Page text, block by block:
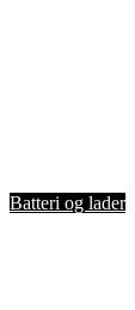
Batteri og lader